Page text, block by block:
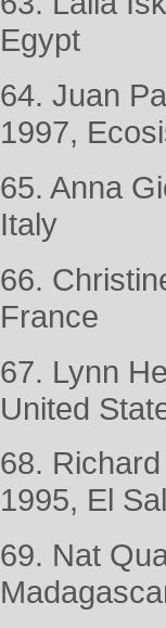
Egypt
64. Juan
1997,
65. Anna
Italy
66.
France
67. Lynn
United
68.
1995, El
69. Nat